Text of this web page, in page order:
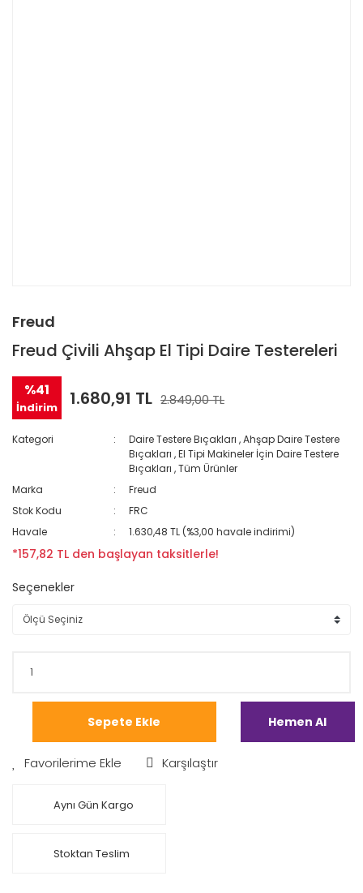
Freud
Freud Çivili Ahşap El Tipi Daire Testereleri
%41
İndirim 1.680,91 TL 2.849,00 TL
Kategori Daire Testere Bıçakları ,Ahşap Daire Testere
Bıçakları ,El Tipi Makineler İçin Daire Testere
Bıçakları ,Tüm Ürünler
Marka
Freud
Stok Kodu
FRC
Havale
1.630,48 TL (%3,00 havale indirimi)
*157,82 TL den başlayan taksitlerle!
Seçenekler
Sepete Ekle Hemen Al
Karşılaştır
Aynı Gün Kargo
Stoktan Teslim